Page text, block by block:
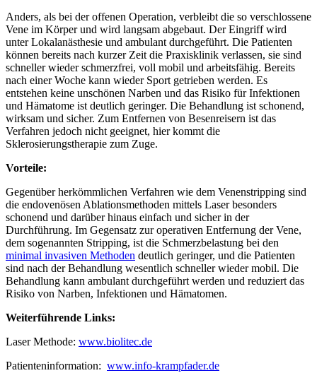
Anders, als bei der offenen Operation, verbleibt die so verschlossene
Vene im Körper und wird langsam abgebaut. Der Eingriff wird
unter Lokalanästhesie und ambulant durchgeführt. Die Patienten
können bereits nach kurzer Zeit die Praxisklinik verlassen, sie sind
schneller wieder schmerzfrei, voll mobil und arbeitsfähig. Bereits
nach einer Woche kann wieder Sport getrieben werden. Es
entstehen keine unschönen Narben und das Risiko für Infektionen
und Hämatome ist deutlich geringer. Die Behandlung ist schonend,
wirksam und sicher. Zum Entfernen von Besenreisern ist das
Verfahren jedoch nicht geeignet, hier kommt die
Sklerosierungstherapie zum Zuge.
Vorteile:
Gegenüber herkömmlichen Verfahren wie dem Venenstripping sind
die endovenösen Ablationsmethoden mittels Laser besonders
schonend und darüber hinaus einfach und sicher in der
Durchführung. Im Gegensatz zur operativen Entfernung der Vene,
dem sogenannten Stripping, ist die Schmerzbelastung bei den
minimal invasiven Methoden deutlich geringer, und die Patienten
sind nach der Behandlung wesentlich schneller wieder mobil. Die
Behandlung kann ambulant durchgeführt werden und reduziert das
Risiko von Narben, Infektionen und Hämatomen.
Weiterführende Links:
Laser Methode: www.biolitec.de
Patienteninformation: www.info-krampfader.de